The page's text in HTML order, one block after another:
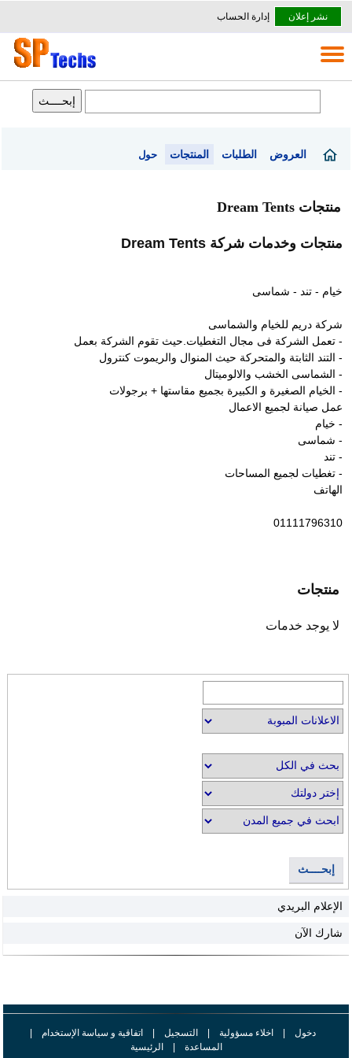
نشر إعلان إدارة الحساب
العروض الطلبات المنتجات حول
منتجات Dream Tents
منتجات وخدمات شركة Dream Tents
خيام - تند - شماسى
شركة دريم للخيام والشماسى
- تعمل الشركة فى مجال التغطيات.حيث تقوم الشركة بعمل
- التند الثابتة والمتحركة حيث المنوال والريموت كنترول
- الشماسى الخشب والالوميتال
- الخيام الصغيرة و الكبيرة بجميع مقاستها + برجولات
عمل صيانة لجميع الاعمال
- خيام
- شماسى
- تند
- تغطيات لجميع المساحات
الهاتف
01111796310
منتجات
لا يوجد خدمات
إبحــــث
الإعلام البريدي
شارك الآن
دخول | اخلاء مسؤولية | التسجيل | اتفاقية و سياسة الإستخدام
|
المساعدة
| الرئيسية